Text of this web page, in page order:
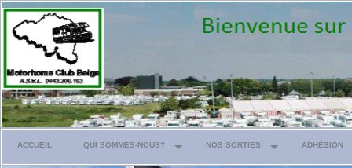
ACCUEIL QUI SOMMES-NOUS? NOS SORTIES ADHÉSION